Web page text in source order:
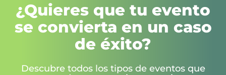
¿Quieres que tu evento
se convierta en un caso
de éxito?
Descubre todos los tipos de eventos que